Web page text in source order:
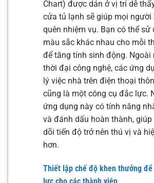
Chart) được dán ở vị trí dễ
cửa tủ lạnh sẽ giúp mọi người
quên nhiệm vụ. Bạn có thể sử
màu sắc khác nhau cho mỗi
để tăng tính sinh động. Ngoài
thời đại công nghệ, các ứng
lý việc nhà trên điện thoại
cũng là một công cụ đắc lực.
ứng dụng này có tính năng
và đánh dấu hoàn thành, giúp
dõi tiến độ trở nên thú vị và
hơn.
Thiết lập chế độ khen thưởng